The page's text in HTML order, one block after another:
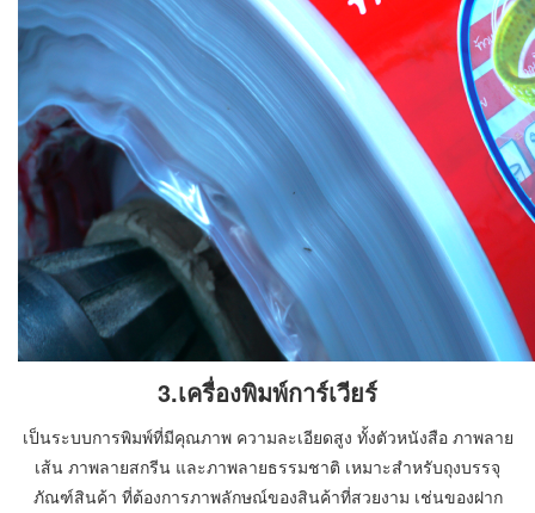
3.เครื่องพิมพ์การ์เวียร์
เป็นระบบการพิมพ์ที่มีคุณภาพ ความละเอียดสูง ทั้งตัวหนังสือ ภาพลาย
เส้น ภาพลายสกรีน และภาพลายธรรมชาติ เหมาะสำหรับถุงบรรจุ
ภัณฑ์สินค้า ที่ต้องการภาพลักษณ์ของสินค้าที่สวยงาม เช่นของฝาก